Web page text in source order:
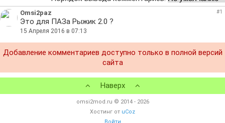
Omsi2paz #1
Это для ПАЗа Рыжик 2.0 ?
15 Апреля 2016 в 07:13
Добавление комментариев доступно только в полной версий
сайта
Наверх
omsi2mod.ru © 2014 - 2026
Хостинг от uCoz